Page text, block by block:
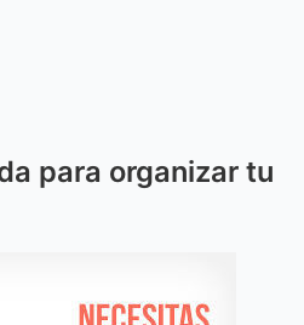
para organizar tu